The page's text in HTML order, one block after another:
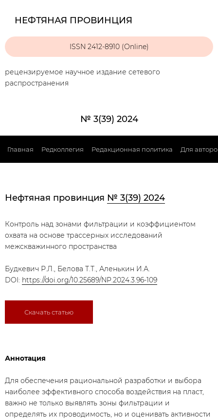
НЕФТЯНАЯ ПРОВИНЦИЯ
ISSN 2412-8910 (Online)
рецензируемое научное издание сетевого
распространения
№ 3(39) 2024
Главная Редколлегия Редакционная политика Для
Нефтяная провинция № 3(39) 2024
Контроль над зонами фильтрации и коэффициентом
охвата на основе трассерных исследований
межскважинного пространства
Будкевич Р.Л., Белова Т.Т., Аленькин И.А.
DOI: https://doi.org/10.25689/NP.2024.3.96-109
Скачать статью
Аннотация
Для обеспечения рациональной разработки и выбора
наиболее эффективного способа воздействия на пласт,
важно не только выявлять зоны фильтрации и
определять их проводимость, но и оценивать активности